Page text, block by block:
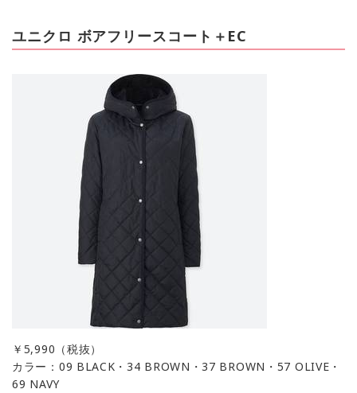
ユニクロ ボアフリースコート＋EC
￥ 5,990（税抜）
カラー：09 BLACK・34 BROWN・37 BROWN・57 OLIVE・
69 NAVY